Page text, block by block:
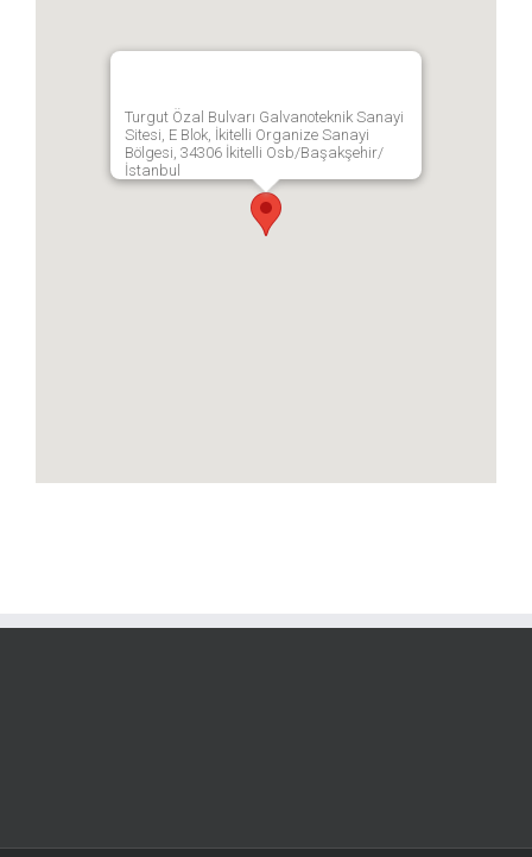
Turgut Özal Bulvarı Galvanoteknik Sanayi
Sitesi, E Blok, İkitelli Organize Sanayi
Bölgesi, 34306 İkitelli Osb/Başakşehir/
İstanbul